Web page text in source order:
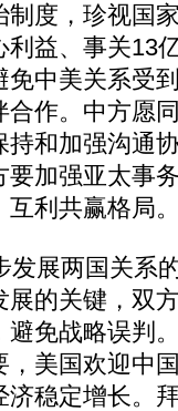
度，珍视国
益、事关13
中美关系受
作。中方愿
和加强沟通
加强亚太事
互利共赢格局
展两国关系
的关键，双
免战略误判
美国欢迎中
稳定增长。